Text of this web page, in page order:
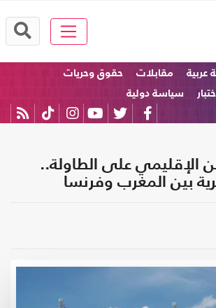
عربية مقابلات
حقوق وحريات
اختبار سياسة دولية
الإقليمي على الطاولة..
بين المغرب وفرنسا